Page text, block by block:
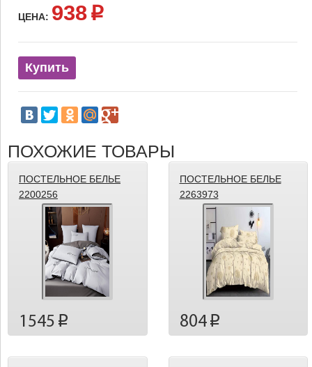
ЦЕНА: 938 p
Купить
ПОХОЖИЕ ТОВАРЫ
ПОСТЕЛЬНОЕ БЕЛЬЕ
2200256
1545 p
ПОСТЕЛЬНОЕ БЕЛЬЕ
2263973
804p